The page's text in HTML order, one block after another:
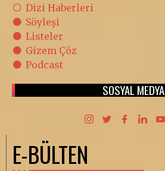
Dizi Haberleri
Söyleşi
Listeler
Gizem Çöz
Podcast
SOSYAL MEDYA
E-BÜLTEN